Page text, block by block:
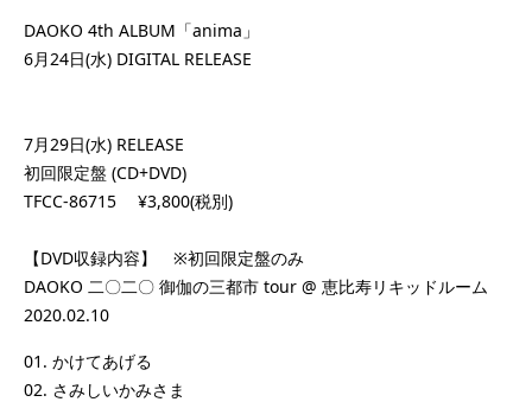
DAOKO 4th ALBUM「anima」
6月24日(水) DIGITAL RELEASE
7月29日(水) RELEASE
初回限定盤 (CD+DVD)
TFCC-86715 ¥3,800(税別)
【DVD収録内容】 ※初回限定盤のみ
DAOKO 二〇二〇 御伽の三都市 tour @ 恵比寿リキッドルーム
2020.02.10
01. かけてあげる
02. さみしいかみさま